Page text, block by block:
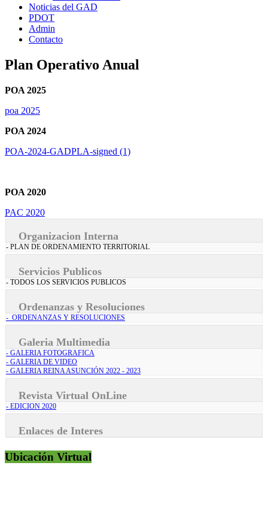
Noticias del GAD
PDOT
Admin
Contacto
Plan Operativo Anual
POA 2025
poa 2025
POA 2024
POA-2024-GADPLA-signed (1)
POA 2020
PAC 2020
Organizacion Interna
- PLAN DE ORDENAMIENTO TERRITORIAL
Servicios Publicos
- TODOS LOS SERVICIOS PUBLICOS
Ordenanzas y Resoluciones
- ORDENANZAS Y RESOLUCIONES
Galeria Multimedia
- GALERIA FOTOGRAFICA
- GALERIA DE VIDEO
- GALERIA REINA ASUNCIÓN 2022 - 2023
Revista Virtual OnLine
- EDICION 2020
Enlaces de Interes
Ubicación Virtual